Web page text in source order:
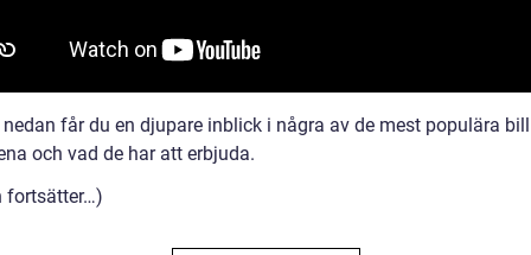
får du en djupare inblick i några av de mest populära
och vad de har att erbjuda.
fortsätter…)